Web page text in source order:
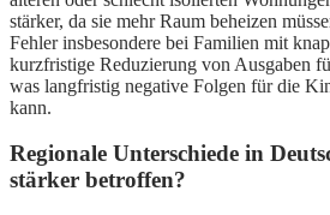
stärker, da sie mehr Raum beheizen
Fehler insbesondere bei Familien mit
kurzfristige Reduzierung von Ausgaben
was langfristig negative Folgen für die
kann.
Regionale Unterschiede in
stärker betroffen?